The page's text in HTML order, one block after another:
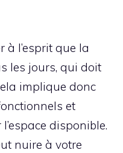
l’esprit que la
les jours, qui doit
implique donc
et
disponible.
nuire à votre